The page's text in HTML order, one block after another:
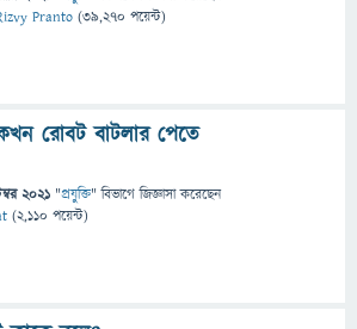
Pranto (39,270 পয়েন্ট)
রোবট বাটলার পেতে
2021 "প্রযুক্তি" বিভাগে জিজ্ঞাসাকরেছেন
(2,110 পয়েন্ট)